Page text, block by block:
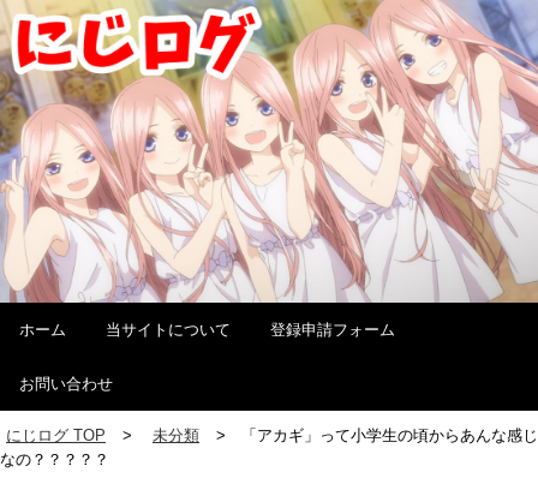
ホーム 当サイトについて 登録申請フォーム
お問い合わせ
にじログ TOP 未分類
「アカギ」って小学生の頃からあんな感じ
なの？？？？？